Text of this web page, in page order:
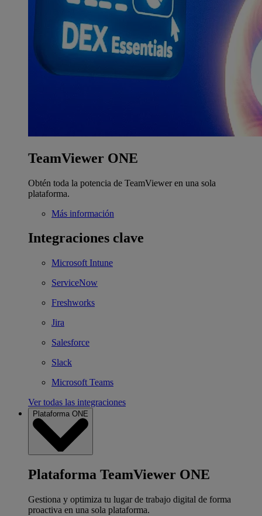
TeamViewer ONE
Obtén toda la potencia de TeamViewer en una sola
plataforma.
Más información
Integraciones clave
Microsoft Intune
ServiceNow
Freshworks
Jira
Salesforce
Slack
Microsoft Teams
Ver todas las integraciones
Plataforma ONE
Plataforma TeamViewer ONE
Gestiona y optimiza tu lugar de trabajo digital de forma
proactiva en una sola plataforma.